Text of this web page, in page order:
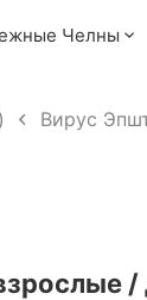
Челны
Вирус
/